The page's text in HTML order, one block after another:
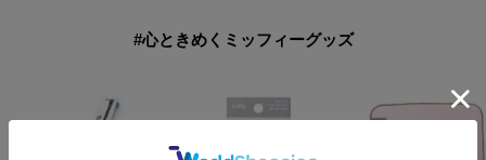
#心ときめくミッフィーグッズ